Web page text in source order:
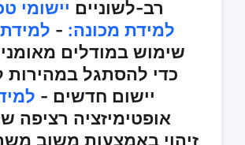
רב-לשוניים יישומי
למידת מכונה: -
שימוש במודלים
כדי להסתגל במהירות
יישום חדשים -
אופטימיזציה רציפה
זיהוי באמצעות משוב